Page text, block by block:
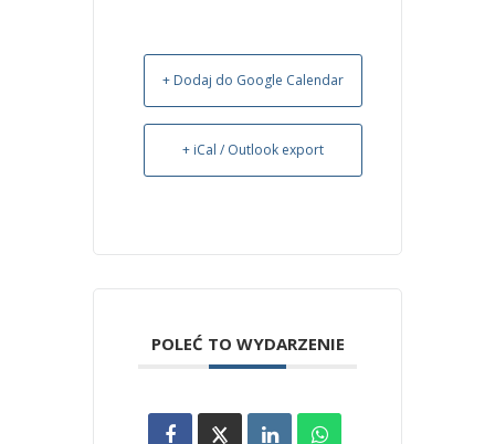
+ Dodaj do Google Calendar
+ iCal / Outlook export
POLEĆ TO WYDARZENIE